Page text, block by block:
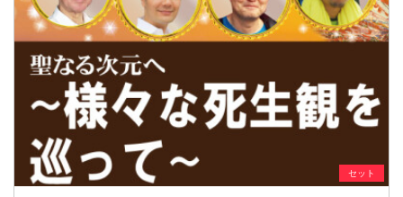
セット